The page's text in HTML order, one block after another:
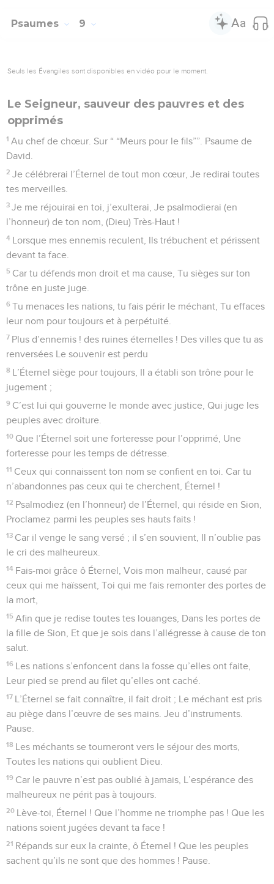
Psaumes 9
Seuls les Évangiles sont disponibles en vidéo pour le moment.
Le Seigneur, sauveur des pauvres et des
opprimés
1 Au chef de chœur. Sur “ “Meurs pour le fils””. Psaume de
David.
2 Je célébrerai l’Éternel de tout mon cœur, Je redirai toutes
tes merveilles.
3 Je me réjouirai en toi, j’exulterai, Je psalmodierai (en
l’honneur) de ton nom, (Dieu) Très-Haut !
4 Lorsque mes ennemis reculent, Ils trébuchent et périssent
devant ta face.
5 Car tu défends mon droit et ma cause, Tu sièges sur ton
trône en juste juge.
6 Tu menaces les nations, tu fais périr le méchant, Tu effaces
leur nom pour toujours et à perpétuité.
7 Plus d’ennemis ! des ruines éternelles ! Des villes que tu as
renversées Le souvenir est perdu
8 L’Éternel siège pour toujours, Il a établi son trône pour le
jugement ;
9 C’est lui qui gouverne le monde avec justice, Qui juge les
peuples avec droiture.
10 Que l’Éternel soit une forteresse pour l’opprimé, Une
forteresse pour les temps de détresse.
11 Ceux qui connaissent ton nom se confient en toi. Car tu
n’abandonnes pas ceux qui te cherchent, Éternel !
12 Psalmodiez (en l’honneur) de l’Éternel, qui réside en Sion,
Proclamez parmi les peuples ses hauts faits !
13 Car il venge le sang versé ; il s’en souvient, Il n’oublie pas
le cri des malheureux.
14 Fais-moi grâce ô Éternel, Vois mon malheur, causé par
ceux qui me haïssent, Toi qui me fais remonter des portes de
la mort,
15 Afin que je redise toutes tes louanges, Dans les portes de
la fille de Sion, Et que je sois dans l’allégresse à cause de ton
salut.
16 Les nations s’enfoncent dans la fosse qu’elles ont faite,
Leur pied se prend au filet qu’elles ont caché.
17 L’Éternel se fait connaître, il fait droit ; Le méchant est pris
au piège dans l’œuvre de ses mains. Jeu d’instruments.
Pause.
18 Les méchants se tourneront vers le séjour des morts,
Toutes les nations qui oublient Dieu.
19 Car le pauvre n’est pas oublié à jamais, L’espérance des
malheureux ne périt pas à toujours.
20 Lève-toi, Éternel ! Que l’homme ne triomphe pas ! Que les
nations soient jugées devant ta face !
21 Répands sur eux la crainte, ô Éternel ! Que les peuples
sachent qu’ils ne sont que des hommes ! Pause.